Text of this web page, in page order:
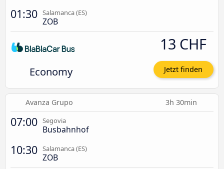
01:30 Salamanca (ES)
ZOB
Economy
13 CHF
Jetzt finden
Avanza Grupo 3h 30min
07:00 Segovia
Busbahnhof
10:30 Salamanca (ES)
ZOB